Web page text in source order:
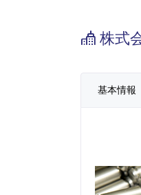
株式
基本情報